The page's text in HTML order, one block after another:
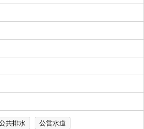
共排水 公営水道